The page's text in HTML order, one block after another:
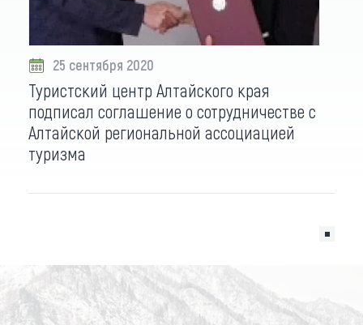
25 сентября 2020
Туристский центр Алтайского края
подписал соглашение о сотрудничестве с
Алтайской региональной ассоциацией
туризма